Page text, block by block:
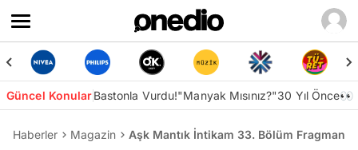
Güncel KonularBastonla Vurdu!"Manyak Mısınız?"30 Yıl Önce👀
Haberler Magazin Aşk Mantık İntikam 33. Bölüm Fragmanı